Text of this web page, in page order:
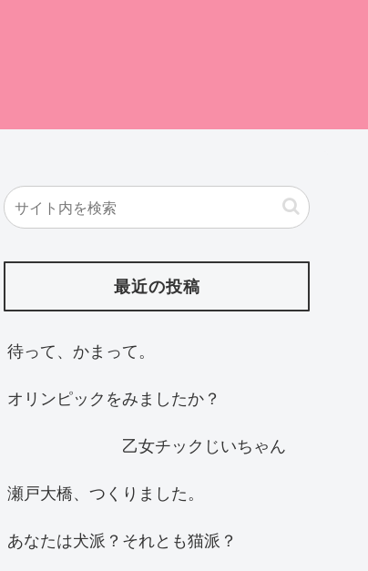
最近の投稿
待って、かまって。
オリンピックをみましたか？
乙女チックじいちゃん
瀬戸大橋、つくりました。
あなたは犬派？それとも猫派？